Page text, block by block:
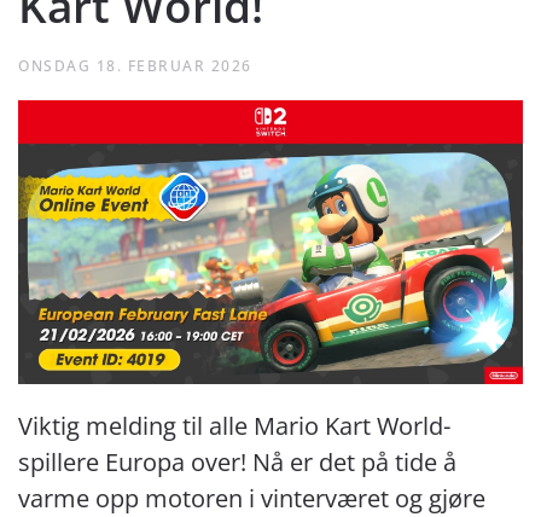
ONSDAG 18. FEBRUAR 2026
Viktig melding til alle Mario Kart World-
spillere Europa over! Nå er det på tide å
varme opp motoren i vinterværet og gjøre